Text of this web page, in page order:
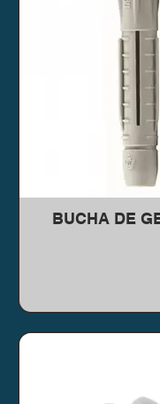
BUCHA DE